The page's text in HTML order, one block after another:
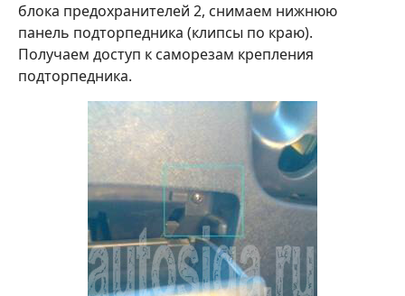
блока предохранителей 2, снимаем нижнюю
панель подторпедника (клипсы по краю).
Получаем доступ к саморезам крепления
подторпедника.